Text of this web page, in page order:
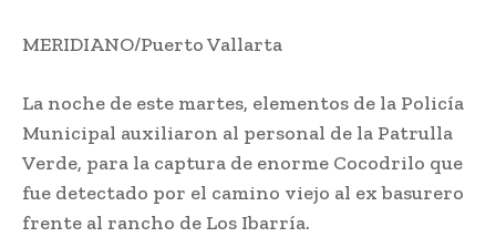
MERIDIANO/Puerto Vallarta
La noche de este martes, elementos de la Policía
Municipal auxiliaron al personal de la Patrulla
Verde, para la captura de enorme Cocodrilo que
fue detectado por el camino viejo al ex basurero
frente al rancho de Los Ibarría.